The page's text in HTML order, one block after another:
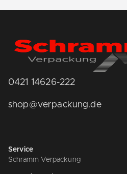
0421 14626-222
shop@verpackung.de
Service
Schramm Verpackung